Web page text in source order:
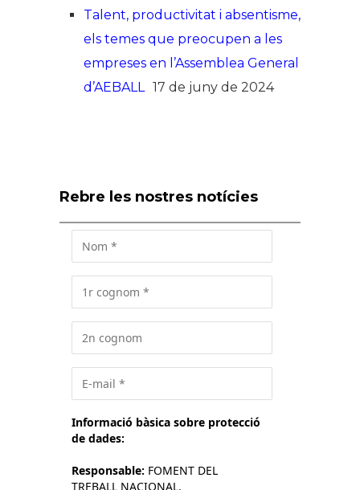
Talent, productivitat i absentisme,
els temes que preocupen a les
empreses en l’Assemblea General
d’AEBALL 17 de juny de 2024
Rebre les nostres notícies
Informació bàsica sobre protecció
de dades:
Responsable: FOMENT DEL
TREBALL NACIONAL.